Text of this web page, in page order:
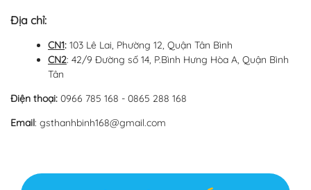
Địa chỉ:
CN1: 103 Lê Lai, Phường 12, Quận Tân Bình
CN2: 42/9 Đường số 14, P.Bình Hưng Hòa A, Quận Bình
Tân
Điện thoại: 0966 785 168 - 0865 288 168
Email: gsthanhbinh168@gmail.com